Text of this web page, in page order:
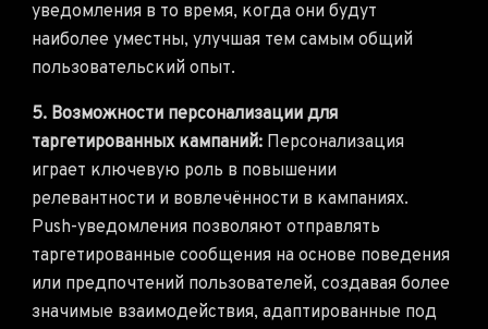
уведомления в то время, когда они будут
наиболее уместны, улучшая тем самым общий
пользовательский опыт.
5. Возможности персонализации для
таргетированных кампаний: Персонализация
играет ключевую роль в повышении
релевантности и вовлечённости в кампаниях.
Push-уведомления позволяют отправлять
таргетированные сообщения на основе поведения
или предпочтений пользователей, создавая более
значимые взаимодействия, адаптированные под